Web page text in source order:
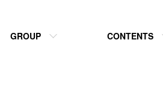
GROUP CONTENTS